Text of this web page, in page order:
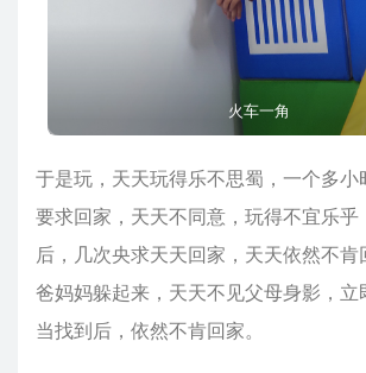
火车一角
于是玩，天天玩得乐不思蜀，一个多小
要求回家，天天不同意，玩得不宜乐乎
后，几次央求天天回家，天天依然不肯
爸妈妈躲起来，天天不见父母身影，立
当找到后，依然不肯回家。